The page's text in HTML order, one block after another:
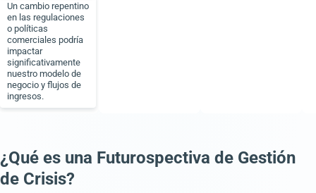
Un cambio repentino
en las regulaciones
o políticas
comerciales podría
impactar
significativamente
nuestro modelo de
negocio y flujos de
ingresos.
¿Qué es una Futurospectiva de Gestión
de Crisis?